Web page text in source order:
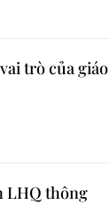
trò của giáo
LHQ thông